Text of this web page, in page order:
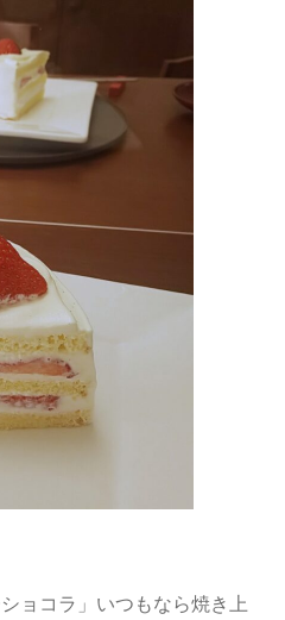
ョコラ」いつもなら焼き上